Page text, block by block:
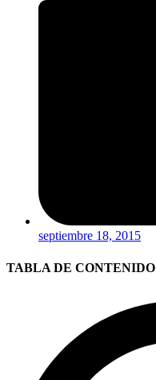
septiembre 18, 2015
TABLA DE CONTENIDO